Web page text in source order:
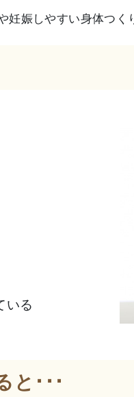
娠しやすい身体つく
いる
と･･･